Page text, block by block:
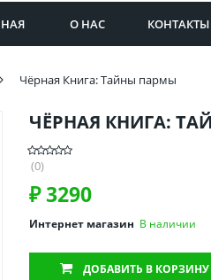
О НАС КОНТАКТЫ
Чёрная Книга: Тайны пармы
ЧЁРНАЯ КНИГА:
(0)
₽3290
Интернет магазин В наличии
ДОБАВИТЬ В КОРЗИНУ